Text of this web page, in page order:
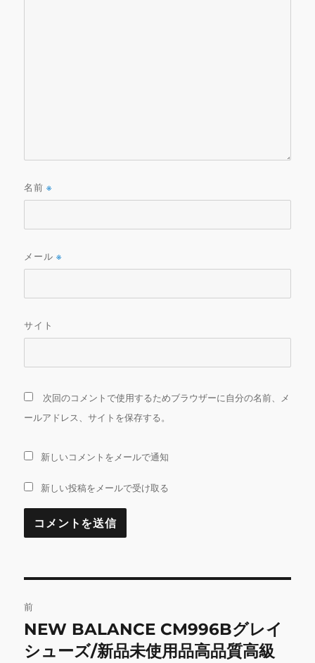
名前※
メール※
サイト
次回のコメントで使用するためブラウザーに自分の名前、メ
ールアドレス、サイトを保存する。
新しいコメントをメールで通知
新しい投稿をメールで受け取る
稿
ナ
前
前
の
NEW BALANCE CM996Bグレイ
シューズ/新品未使用品高品質高級